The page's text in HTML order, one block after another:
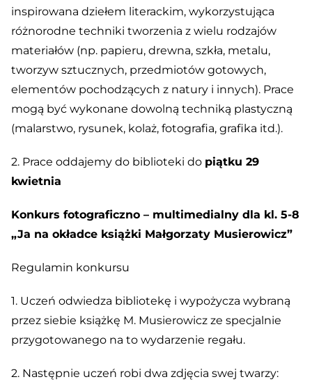
inspirowana dziełem literackim, wykorzystująca
różnorodne techniki tworzenia z wielu rodzajów
materiałów (np. papieru, drewna, szkła, metalu,
tworzyw sztucznych, przedmiotów gotowych,
elementów pochodzących z natury i innych). Prace
mogą być wykonane dowolną techniką plastyczną
(malarstwo, rysunek, kolaż, fotografia, grafika itd.).
2. Prace oddajemy do biblioteki do piątku 29
kwietnia
Konkurs fotograficzno – multimedialny dla kl. 5-8
„Ja na okładce książki Małgorzaty Musierowicz”
Regulamin konkursu
1. Uczeń odwiedza bibliotekę i wypożycza wybraną
przez siebie książkę M. Musierowicz ze specjalnie
przygotowanego na to wydarzenie regału.
2. Następnie uczeń robi dwa zdjęcia swej twarzy: